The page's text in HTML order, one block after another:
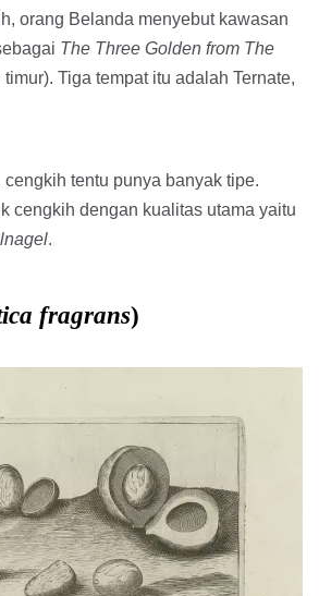
orang Belanda menyebut kawasan
The Three Golden from The
Tiga tempat itu adalah Ternate,
tentu punya banyak tipe.
cengkih dengan kualitas utama yaitu
.
fragrans)